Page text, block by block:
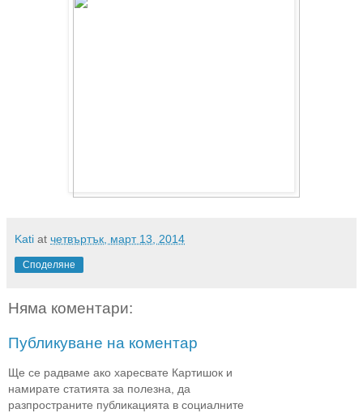
Kati at четвъртък, март 13, 2014
Споделяне
Няма коментари:
Публикуване на коментар
Ще се радваме ако харесвате Картишок и
намирате статията за полезна, да
разпространите публикацията в социалните